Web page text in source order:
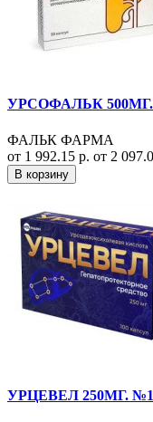
УРСОФАЛЬК
ФАЛЬК ФАРМА
от 1 992.15 р. от 2
В корзину
УРЦЕВЕЛ 250МГ.